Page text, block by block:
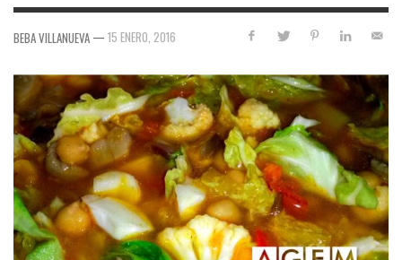
BEBA VILLANUEVA — 15 ENERO, 2016